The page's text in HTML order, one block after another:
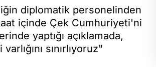
diplomatik personelinden
içinde Çek Cumhuriyeti'ni
yaptığı açıklamada,
sınırlıyoruz"